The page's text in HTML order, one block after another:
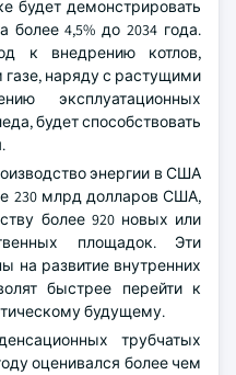
будет демонстрировать
более 4,5% до 2034 года.
к внедрению котлов,
наряду с растущими
эксплуатационных
будет способствовать
энергии в США
230 млрд долларов США,
более 920 новых или
площадок. Эти
на развитие внутренних
быстрее перейти к
будущему.
трубчатых
оценивался более чем